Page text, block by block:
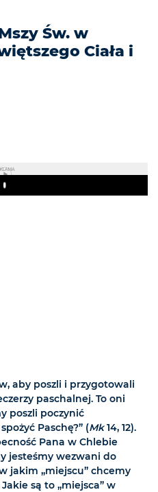
Św. w
Ciała i
Play
aby poszli i przygotowali
paschalnej. To oni
poszli poczynić
Paschę?” (Mk14, 12).
Pana w Chlebie
jesteśmy wezwani do
jakim „miejscu” chcemy
są to „miejsca” w